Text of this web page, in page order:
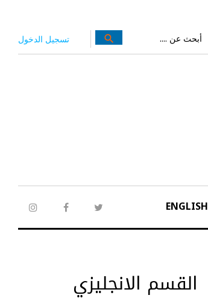
تسجيل الدخول
عن:
search
twitter
facebook
ENGLISH
القسم الانجليزي